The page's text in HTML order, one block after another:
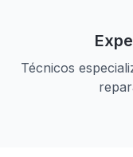
Técnicos